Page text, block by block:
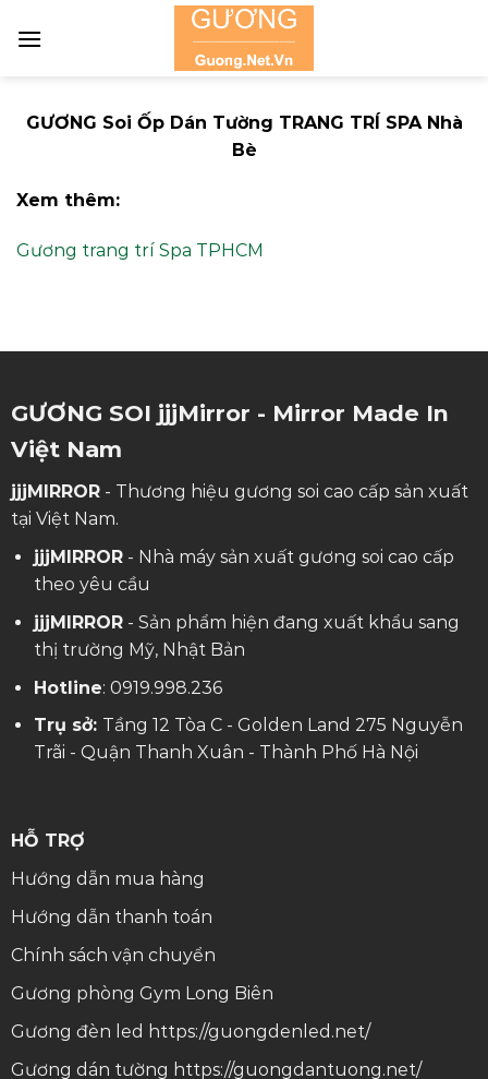
GƯƠNG Soi Ốp Dán Tường TRANG TRÍ SPA Nhà
Bè
Xem thêm:
Gương trang trí Spa TPHCM
GƯƠNG SOI jjjMirror - Mirror Made In
Việt Nam
jjjMIRROR- Thương hiệu gương soi cao cấp sản xuất
tại Việt Nam.
jjjMIRROR- Nhà máy sản xuất gương soi cao cấp
theo yêu cầu
jjjMIRROR- Sản phẩm hiện đang xuất khẩu sang
thị trường Mỹ, Nhật Bản
Hotline: 0919.998.236
Trụ sở: Tầng 12 Tòa C - Golden Land 275 Nguyễn
Trãi - Quận Thanh Xuân - Thành Phố Hà Nội
HỖ TRỢ
Hướng dẫn mua hàng
Hướng dẫn thanh toán
Chính sách vận chuyển
Gương phòng Gym Long Biên
Gương đèn led https://guongdenled.net/
Gương dán tường https://guongdantuong.net/